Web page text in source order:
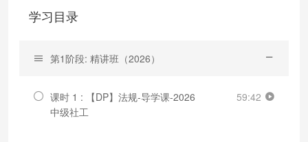
学习目录
第1阶段: 精讲班（2026）
课时 1 : 【DP】法规-导学课-2026
中级社工
59:42